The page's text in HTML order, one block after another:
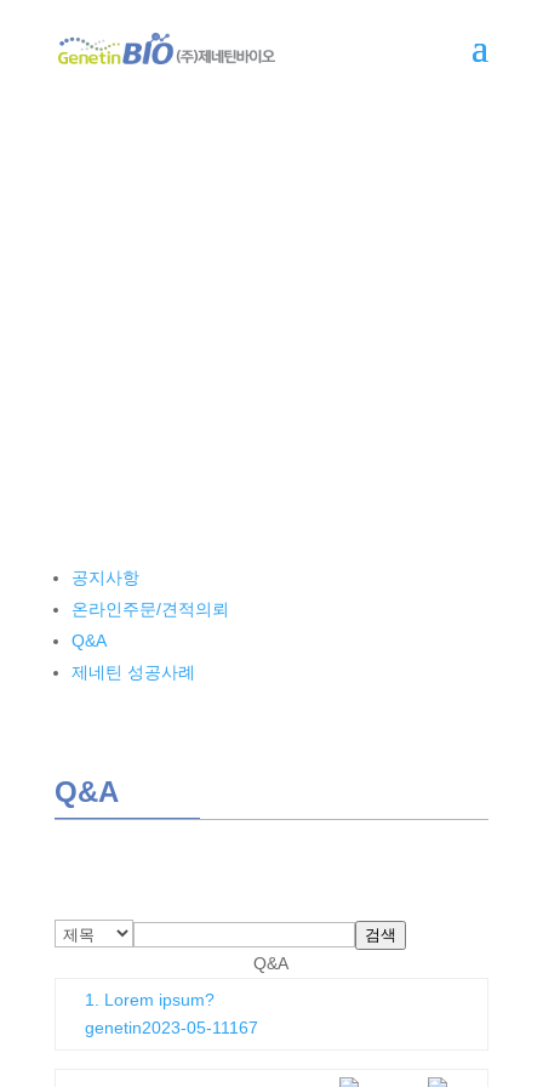
공지사항
온라인주문/견적의뢰
Q&A
제네틴 성공사례
Q&A
검색
Q&A
1. Lorem ipsum?
genetin2023-05-11167